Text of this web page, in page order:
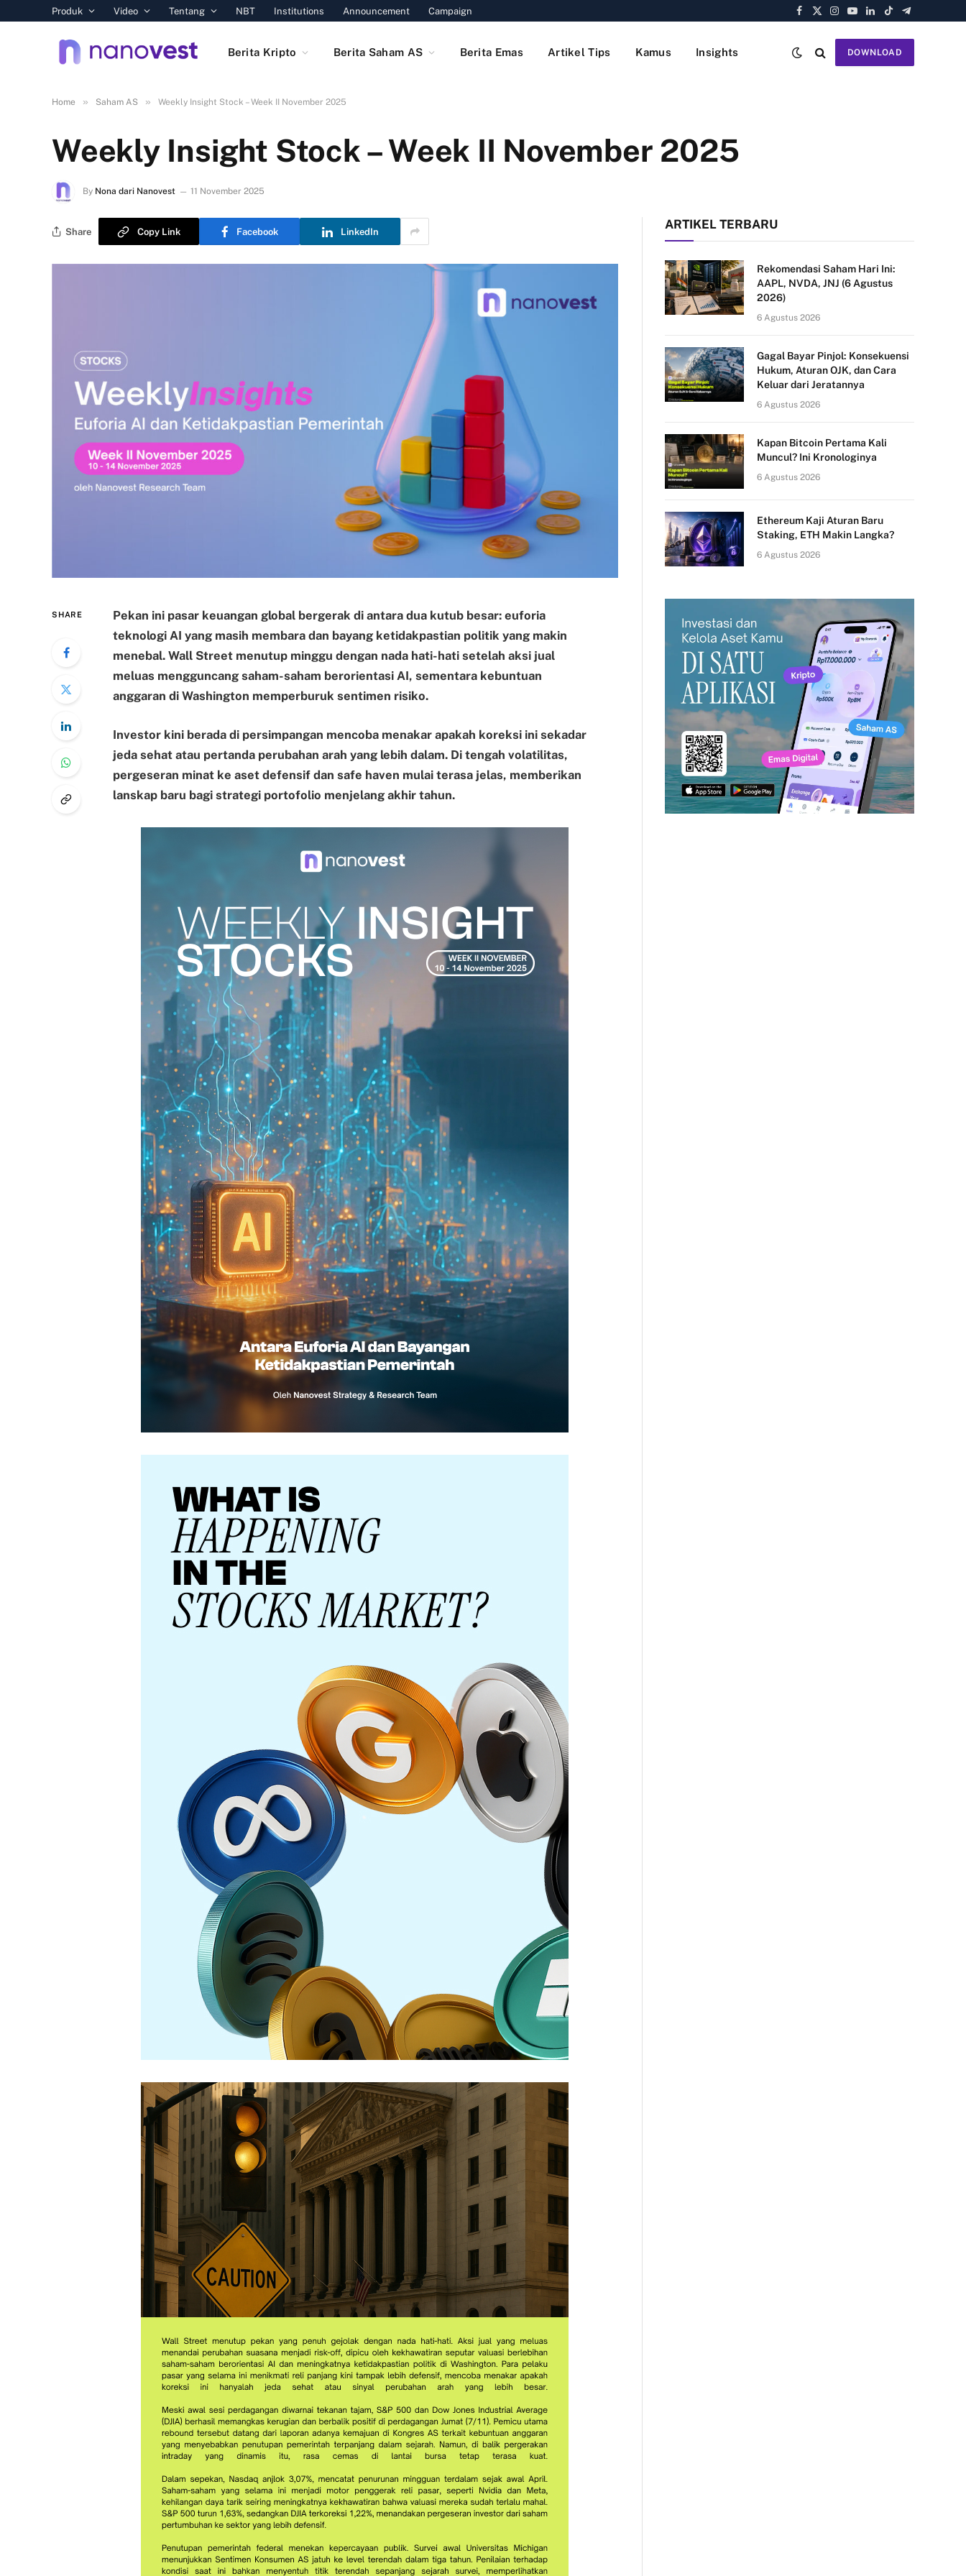
Produk Video Tentang NBT Institutions Announcement Campaign
Facebook
X
Instagram
YouTube
LinkedIn
TikTokTelegram
Berita Kripto Berita Saham AS Berita Emas Artikel Tips Kamus Insights DOWNLOAD
Home » Saham AS » Weekly Insight Stock – Week II November 2025
Weekly Insight Stock – Week II November 2025
By Nona dari Nanovest 11 November 2025
Share Copy Link Facebook LinkedIn
SHARE
Pekan ini pasar keuangan global bergerak di antara dua kutub besar: euforia
teknologi AI yang masih membara dan bayang ketidakpastian politik yang makin
menebal. Wall Street menutup minggu dengan nada hati-hati setelah aksi jual
meluas mengguncang saham-saham berorientasi AI, sementara kebuntuan
anggaran di Washington memperburuk sentimen risiko.
Investor kini berada di persimpangan mencoba menakar apakah koreksi ini sekadar
jeda sehat atau pertanda perubahan arah yang lebih dalam. Di tengah volatilitas,
pergeseran minat ke aset defensif dan safe haven mulai terasa jelas, memberikan
lanskap baru bagi strategi portofolio menjelang akhir tahun.
ARTIKEL TERBARU
Rekomendasi Saham Hari Ini:
AAPL, NVDA, JNJ (6 Agustus
2026)
6 Agustus 2026
Gagal Bayar Pinjol: Konsekuensi
Hukum, Aturan OJK, dan Cara
Keluar dari Jeratannya
6 Agustus 2026
Kapan Bitcoin Pertama Kali
Muncul? Ini Kronologinya
6 Agustus 2026
Ethereum Kaji Aturan Baru
Staking, ETH Makin Langka?
6 Agustus 2026